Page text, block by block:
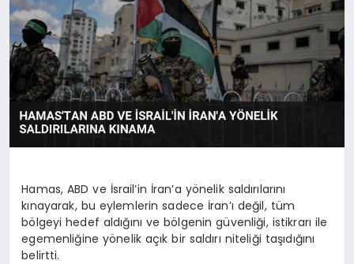
RÜYA TABIRLERI
SAĞLIK
TEKNOLOJI
Hamas, ABD ve İsrail’in İran’a yönelik saldırılarını
kınayarak, bu eylemlerin sadece İran’ı değil, tüm
bölgeyi hedef aldığını ve bölgenin güvenliği, istikrarı ile
egemenliğine yönelik açık bir saldırı niteliği taşıdığını
belirtti.